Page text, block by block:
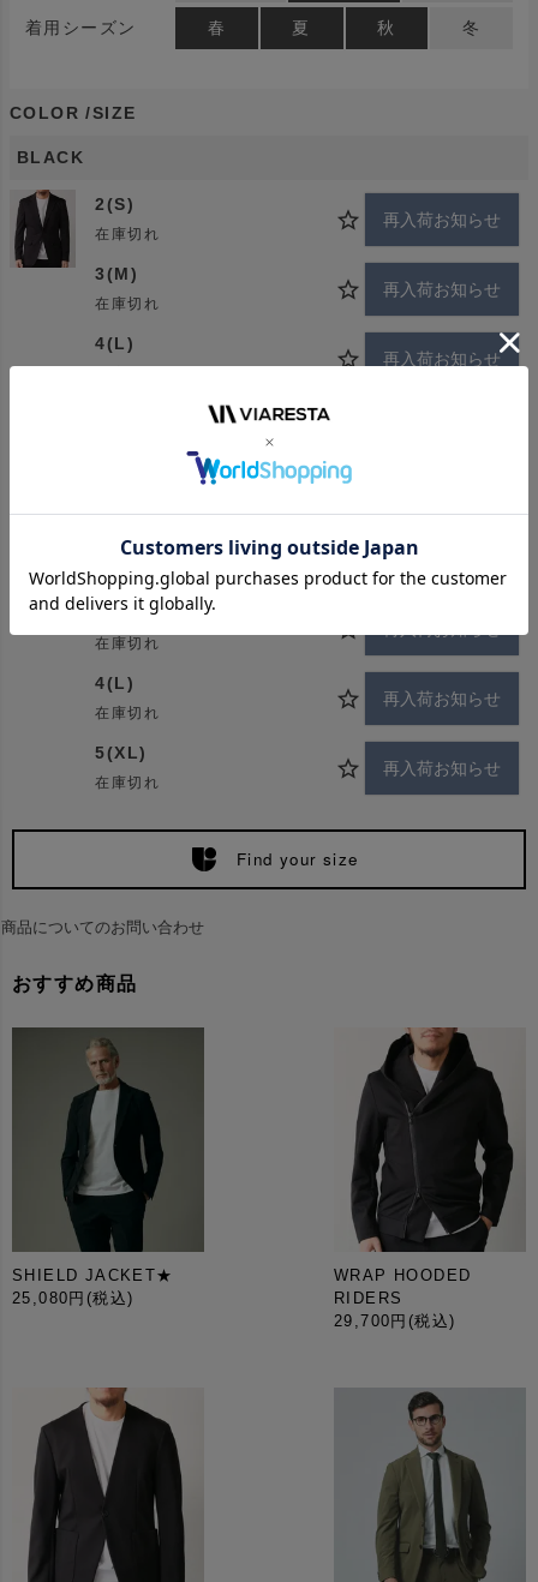
ルにもフォーマルにも対応可能。背抜きの観音仕立てに
より、肩まわりは柔らかく、身体のラインに沿うスマー
同時に楽しめます。
スタイルを。都会での日常から特別なシーンまで、幅広
く活躍する一着です。
着用モデル：184cm サイズ：4(L)
[サイズ選びの目安]
185cm｜5(XL)
着用シーズン 春 夏 秋 冬
COLOR SIZE
BLACK
2(S)
在庫切れ
再入荷お知らせ
3(M)
在庫切れ
再入荷お知らせ
4(L)
再入荷お知らせ
2(S)
在庫切れ
再入荷お知らせ
3(M)
在庫切れ
4(L)
在庫切れ
再入荷お知らせ
5(XL)
在庫切れ
再入荷お知らせ
Find your size
商品についてのお問い合わせ
おすすめ商品
SHIELD JACKET★
25,080円 (税込)
WRAP HOODED
RIDERS
29,700円 (税込)